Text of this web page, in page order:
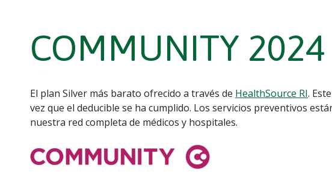
COMMUNITY 2024
El plan Silver más barato ofrecido a través de HealthSource RI.
vez que el deducible se ha cumplido. Los servicios preventivos
nuestra red completa de médicos y hospitales.